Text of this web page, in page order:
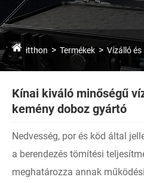
itthon Termékek Vízálló
Kínai kiváló minőségű
kemény doboz gyártó
Nedvesség, por és köd által
a berendezés tömítési
meghatározza annak